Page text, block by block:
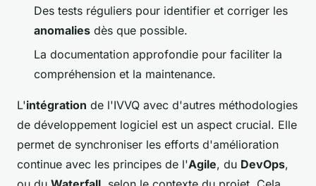
Des tests réguliers pour identifier et corriger les
anomalies dès que possible.
La documentation approfondie pour faciliter la
compréhension et la maintenance.
L'intégration de l'IVVQ avec d'autres méthodologies
de développement logiciel est un aspect crucial. Elle
permet de synchroniser les efforts d'amélioration
continue avec les principes de l'Agile, du DevOps,